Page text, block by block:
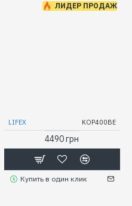
ЛИДЕР ПРОДАЖ
LIFEX KOP400BE
4490 грн
Купить в один клик